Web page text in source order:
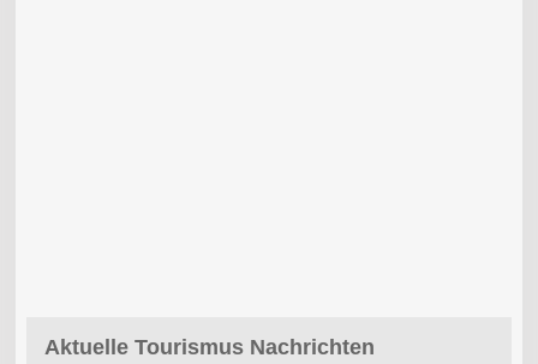
Aktuelle Tourismus Nachrichten